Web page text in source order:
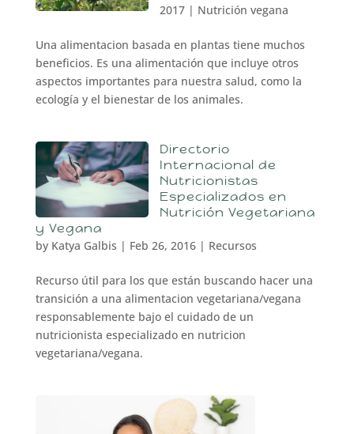
2017 | Nutrición vegana
Una alimentacion basada en plantas tiene muchos
beneficios. Es una alimentación que incluye otros
aspectos importantes para nuestra salud, como la
ecología y el bienestar de los animales.
Directorio
Internacional de
Nutricionistas
Especializados en
Nutrición Vegetariana
y Vegana
by Katya Galbis | Feb 26, 2016| Recursos
Recurso útil para los que están buscando hacer una
transición a una alimentacion vegetariana/vegana
responsablemente bajo el cuidado de un
nutricionista especializado en nutricion
vegetariana/vegana.